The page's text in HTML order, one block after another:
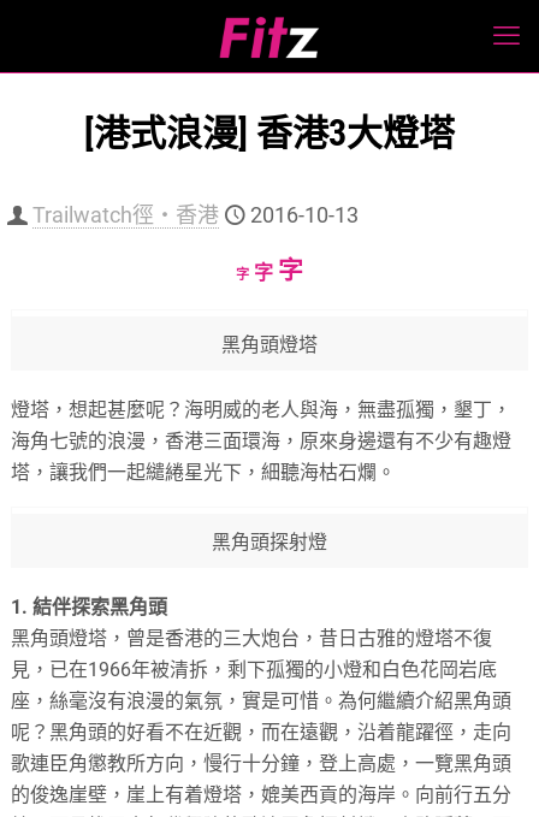
[港式浪漫] 香港3大燈塔
Trailwatch徑‧香港 2016-10-13
字Decrease
size.
字Reset
size.
字Increase
size.
黑角頭燈塔
燈塔，想起甚麼呢？海明威的老人與海，無盡孤獨，墾丁，
海角七號的浪漫，香港三面環海，原來身邊還有不少有趣燈
塔，讓我們一起繾綣星光下，細聽海枯石爛。
黑角頭探射燈
1. 結伴探索黑角頭
黑角頭燈塔，曾是香港的三大炮台，昔日古雅的燈塔不復
見，已在1966年被清拆，剩下孤獨的小燈和白色花岡岩底
座，絲毫沒有浪漫的氣氛，實是可惜。為何繼續介紹黑角頭
呢？黑角頭的好看不在近觀，而在遠觀，沿着龍躍徑，走向
歌連臣角懲教所方向，慢行十分鐘，登上高處，一覽黑角頭
的俊逸崖壁，崖上有着燈塔，媲美西貢的海岸。向前行五分